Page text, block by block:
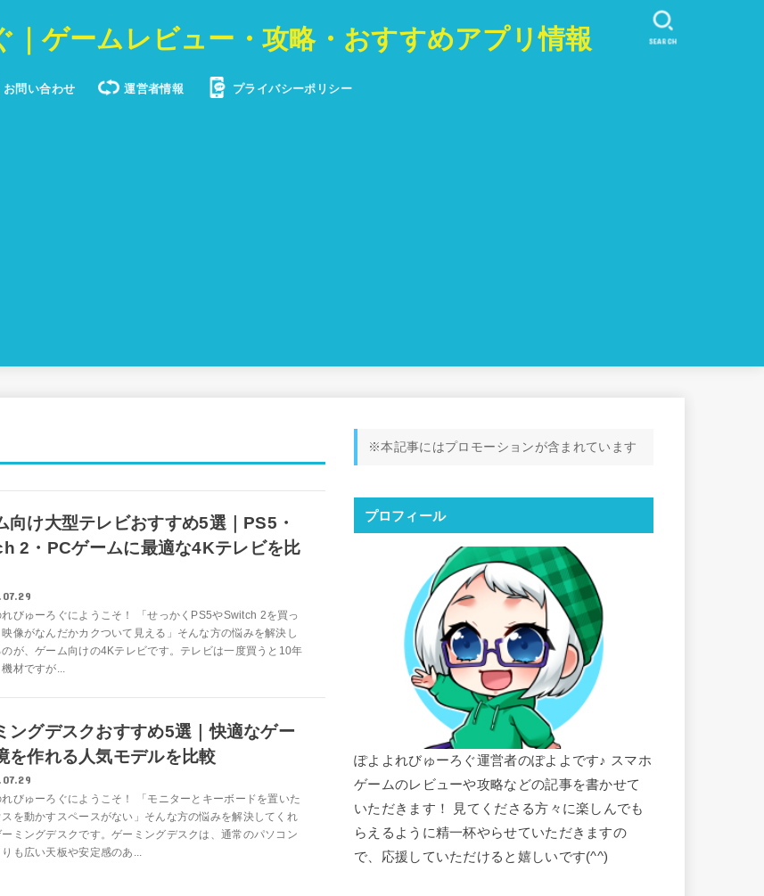
｜ゲームレビュー・攻略・おすすめアプリ情報
お問い合わせ 運営者情報 プライバシーポリシー
SEARCH
向け大型テレビおすすめ5選｜PS5・
2・PCゲームに最適な4Kテレビを比
びゅーろぐにようこそ！ 「せっかくPS5やSwitch 2を買っ
映像がなんだかカクついて見える」そんな方の悩みを解決し
が、ゲーム向けの4Kテレビです。テレビは一度買うと10年
材ですが...
ングデスクおすすめ5選｜快適なゲー
を作れる人気モデルを比較
びゅーろぐにようこそ！ 「モニターとキーボードを置いた
スを動かすスペースがない」そんな方の悩みを解決してくれ
ーミングデスクです。ゲーミングデスクは、通常のパソコン
も広い天板や安定感のあ...
※本記事にはプロモーションが含まれています
プロフィール
ぽよよれびゅーろぐ運営者のぽよよです♪ スマホ
ゲームのレビューや攻略などの記事を書かせて
いただきます！ 見てくださる方々に楽しんでも
らえるように精一杯やらせていただきますの
で、応援していただけると嬉しいです(^^)